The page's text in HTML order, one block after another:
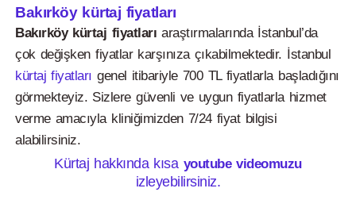
Bakırköy kürtaj fiyatları
Bakırköy kürtaj fiyatları araştırmalarında İstanbul’da
çok değişken fiyatlar karşınıza çıkabilmektedir. İstanbul
kürtaj fiyatları genel itibariyle 700 TL fiyatlarla başladığını
görmekteyiz. Sizlere güvenli ve uygun fiyatlarla hizmet
verme amacıyla kliniğimizden 7/24 fiyat bilgisi
alabilirsiniz.
Kürtaj hakkında kısa youtube videomuzu
izleyebilirsiniz.